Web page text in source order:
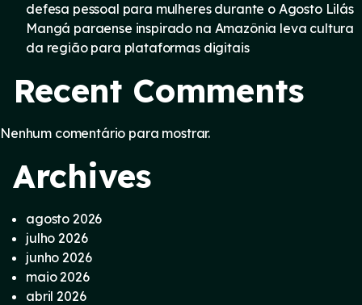
defesa pessoal para mulheres durante o Agosto Lilás
Mangá paraense inspirado na Amazônia leva cultura
da região para plataformas digitais
Recent Comments
Nenhum comentário para mostrar.
Archives
agosto 2026
julho 2026
junho 2026
maio 2026
abril 2026